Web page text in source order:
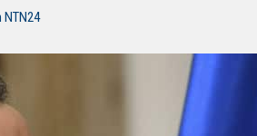
NTN24